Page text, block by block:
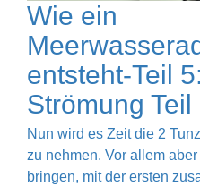
Wie ein
entsteht-Teil
Strömung Teil
Nun wird es Zeit die 2
zu nehmen. Vor allem
bringen, mit der ersten